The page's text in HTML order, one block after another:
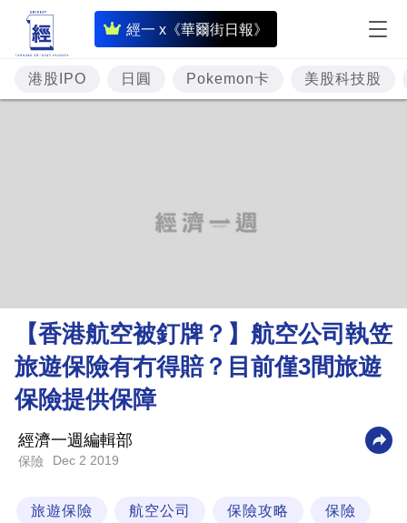
經一 x《華爾街日報》
即
時
財
經
理
財
商
業
科
技
港股IPO 日圓 Pokemon卡 美股科技股
【香港航空被釘牌？】航空公司執笠
旅遊保險有冇得賠？目前僅3間旅遊
保險提供保障
經濟一週編輯部
保險 Dec 2 2019
旅遊保險 航空公司 保險攻略 保險